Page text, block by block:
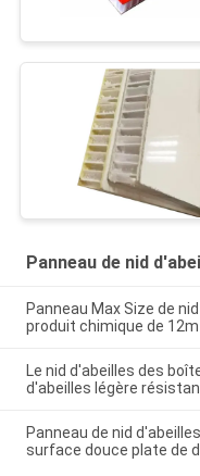
Panneau de nid
Panneau Max Size de
produit chimique de
Le nid d'abeilles des
d'abeilles légère
Panneau de nid
surface douce plate de